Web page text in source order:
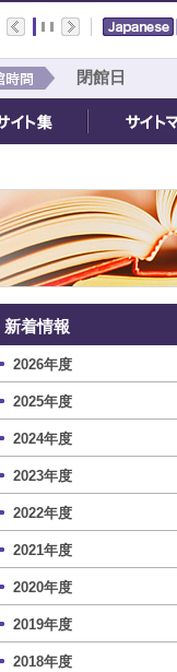
閉館日
新着情報
2026年度
2025年度
2024年度
2023年度
2022年度
2021年度
2020年度
2019年度
2018年度